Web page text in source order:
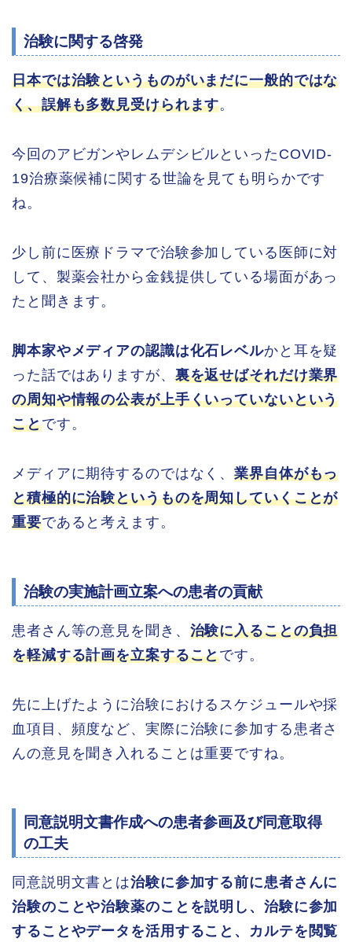
治験に関する啓発
日本では治験というものがいまだに一般的ではな
く、誤解も多数見受けられます。
今回のアビガンやレムデシビルといったCOVID-
19治療薬候補に関する世論を見ても明らかです
ね。
少し前に医療ドラマで治験参加している医師に対
して、製薬会社から金銭提供している場面があっ
たと聞きます。
脚本家やメディアの認識は化石レベルかと耳を疑
った話ではありますが、 裏を返せばそれだけ業界
の周知や情報の公表が上手くいっていないという
ことです。
メディアに期待するのではなく、業界自体がもっ
と積極的に治験というものを周知していくことが
重要であると考えます。
治験の実施計画立案への患者の貢献
患者さん等の意見を聞き、 治験に入ることの負担
を軽減する計画を立案することです。
先に上げたように治験におけるスケジュールや採
血項目、頻度など、実際に治験に参加する患者さ
んの意見を聞き入れることは重要ですね。
同意説明文書作成への患者参画及び同意取得
の工夫
同意説明文書とは治験に参加する前に患者さんに
治験のことや治験薬のことを説明し、治験に参加
することやデータを活用すること、カルテを閲覧